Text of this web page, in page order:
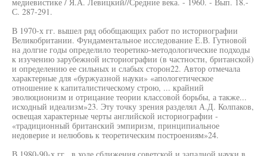
С. 287-291.
В 1970-х гг. вышел ряд обобщающих работ по историографии
Великобритании. Фундаментальное исследование Е.В. Гутновой
на долгие годы определило теоретико-методологические подходы
к изучению зарубежной историографии (в частности, британской)
и определению ее сильных и слабых сторон22. Автор отмечала
характерные для «буржуазной науки» «апологетическое
отношение к капиталистическому строю, ... крайний
эволюционизм и отрицание теории классовой борьбы, а также...
исходный идеализм»23. Эту точку зрения разделял А.Д. Колпаков,
освещая характерные черты английской историографии -
«традиционный британский эмпиризм, принципиальное
недоверие и нелюбовь к теоретическим построениям»24.